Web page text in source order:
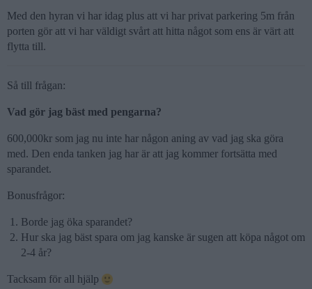
Med den hyran vi har idag plus att vi har privat parkering 5m från
porten gör att vi har väldigt svårt att hitta något som ens är värt att
flytta till.
Så till frågan:
Vad gör jag bäst med pengarna?
600,000kr som jag nu inte har någon aning av vad jag ska göra
med. Den enda tanken jag har är att jag kommer fortsätta med
sparandet.
Bonusfrågor:
Borde jag öka sparandet?
Hur ska jag bäst spara om jag kanske är sugen att köpa något om
2-4 år?
Tacksam för all hjälp